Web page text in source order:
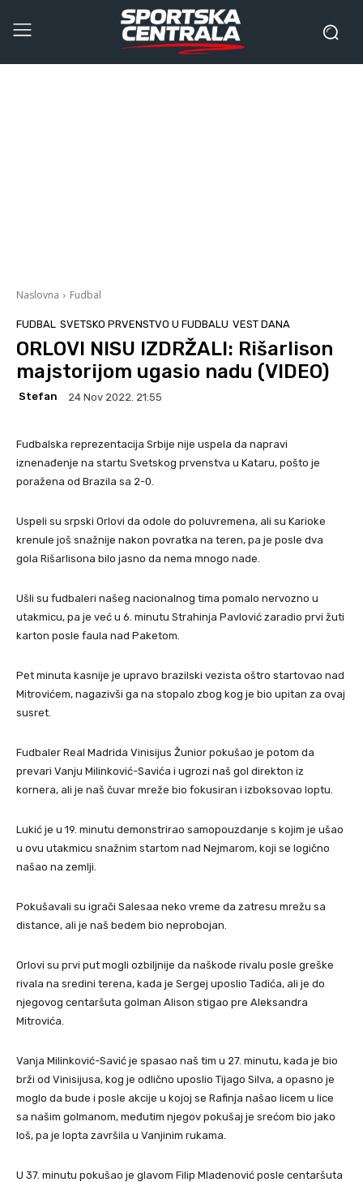
Naslovna Fudbal
FUDBAL SVETSKO PRVENSTVO U FUDBALU VEST DANA
ORLOVI NISU IZDRŽALI: Rišarlison
majstorijom ugasio nadu (VIDEO)
Stefan 24 Nov 2022. 21:55
Fudbalska reprezentacija Srbije nije uspela da napravi
iznenađenje na startu Svetskog prvenstva u Kataru, pošto je
poražena od Brazila sa 2-0.
Uspeli su srpski Orlovi da odole do poluvremena, ali su Karioke
krenule još snažnije nakon povratka na teren, pa je posle dva
gola Rišarlisona bilo jasno da nema mnogo nade.
Ušli su fudbaleri našeg nacionalnog tima pomalo nervozno u
utakmicu, pa je već u 6. minutu Strahinja Pavlović zaradio prvi žuti
karton posle faula nad Paketom.
Pet minuta kasnije je upravo brazilski vezista oštro startovao nad
Mitrovićem, nagazivši ga na stopalo zbog kog je bio upitan za ovaj
susret.
Fudbaler Real Madrida Vinisijus Žunior pokušao je potom da
prevari Vanju Milinković-Savića i ugrozi naš gol direkton iz
kornera, ali je naš čuvar mreže bio fokusiran i izboksovao loptu.
Lukić je u 19. minutu demonstrirao samopouzdanje s kojim je ušao
u ovu utakmicu snažnim startom nad Nejmarom, koji se logično
našao na zemlji.
Pokušavali su igrači Salesaa neko vreme da zatresu mrežu sa
distance, ali je naš bedem bio neprobojan.
Orlovi su prvi put mogli ozbiljnije da naškode rivalu posle greške
rivala na sredini terena, kada je Sergej uposlio Tadića, ali je do
njegovog centaršuta golman Alison stigao pre Aleksandra
Mitrovića.
Vanja Milinković-Savić je spasao naš tim u 27. minutu, kada je bio
brži od Vinisijusa, kog je odlično uposlio Tijago Silva, a opasno je
moglo da bude i posle akcije u kojoj se Rafinja našao licem u lice
sa našim golmanom, međutim njegov pokušaj je srećom bio jako
loš, pa je lopta završila u Vanjinim rukama.
U 37. minutu pokušao je glavom Filip Mladenović posle centaršuta